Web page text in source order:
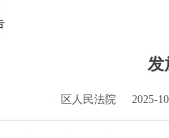
发
区人民法院 2025-